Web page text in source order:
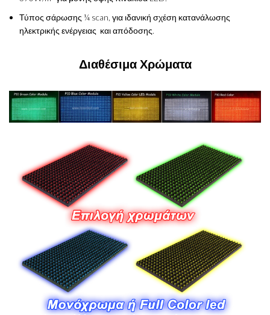
Τύπος σάρωσης ¼ scan, για ιδανική σχέση κατανάλωσης
ηλεκτρικής ενέργειας και απόδοσης.
Διαθέσιμα Χρώματα